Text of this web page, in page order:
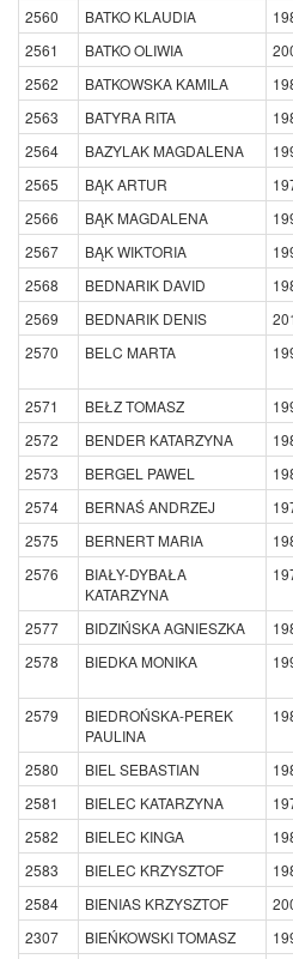
2560
BATKO KLAUDIA
2561
BATKO OLIWIA
2562
BATKOWSKA KAMILA
2563
BATYRA RITA
2564
BAZYLAK MAGDALENA
2565
BĄK ARTUR
2566
BĄK MAGDALENA
2567
BĄK WIKTORIA
2568
BEDNARIK DAVID
2569
BEDNARIK DENIS
2570
BELC MARTA
2571
BEŁZ TOMASZ
2572
BENDER KATARZYNA
2573
BERGEL PAWEL
2574
BERNAŚ ANDRZEJ
2575
BERNERT MARIA
2576
BIAŁY-DYBAŁA
KATARZYNA
2577
BIDZIŃSKA AGNIESZKA
2578
BIEDKA MONIKA
2579
BIEDROŃSKA-PEREK
PAULINA
2580 BIEL SEBASTIAN
2581
BIELEC KATARZYNA
2582
BIELEC KINGA
2583
BIELEC KRZYSZTOF
2584
BIENIAS KRZYSZTOF
2307
BIEŃKOWSKI TOMASZ